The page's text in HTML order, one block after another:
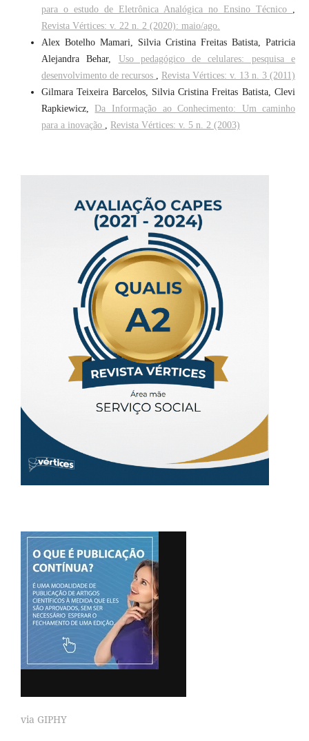
para o estudo de Eletrônica Analógica no Ensino Técnico ,
Revista Vértices: v. 22 n. 2 (2020): maio/ago.
Alex Botelho Mamari, Silvia Cristina Freitas Batista, Patricia
Alejandra Behar, Uso pedagógico de celulares: pesquisa e
desenvolvimento de recursos , Revista Vértices: v. 13 n. 3 (2011)
Gilmara Teixeira Barcelos, Silvia Cristina Freitas Batista, Clevi
Rapkiewicz, Da Informação ao Conhecimento: Um caminho
para a inovação , Revista Vértices: v. 5 n. 2 (2003)
via GIPHY